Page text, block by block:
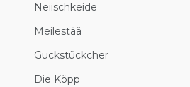
Neiischkeide
Meilestää
Guckstückcher
Die Köpp